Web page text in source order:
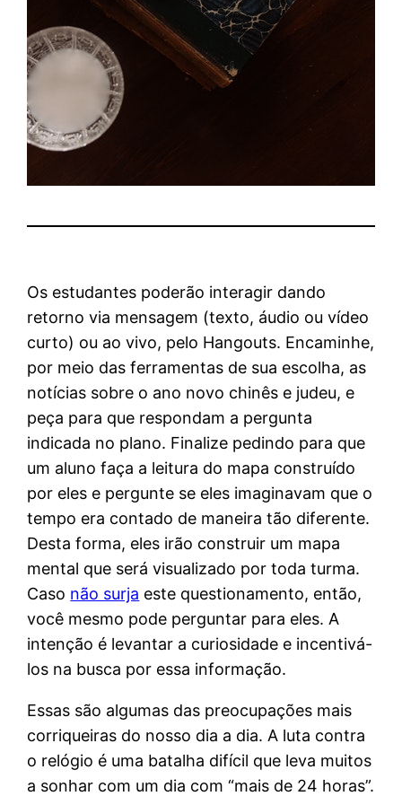
Os estudantes poderão interagir dando
retorno via mensagem (texto, áudio ou vídeo
curto) ou ao vivo, pelo Hangouts. Encaminhe,
por meio das ferramentas de sua escolha, as
notícias sobre o ano novo chinês e judeu, e
peça para que respondam a pergunta
indicada no plano. Finalize pedindo para que
um aluno faça a leitura do mapa construído
por eles e pergunte se eles imaginavam que o
tempo era contado de maneira tão diferente.
Desta forma, eles irão construir um mapa
mental que será visualizado por toda turma.
Caso não surja este questionamento, então,
você mesmo pode perguntar para eles. A
intenção é levantar a curiosidade e incentivá-
los na busca por essa informação.
Essas são algumas das preocupações mais
corriqueiras do nosso dia a dia. A luta contra
o relógio é uma batalha difícil que leva muitos
a sonhar com um dia com “mais de 24 horas”.